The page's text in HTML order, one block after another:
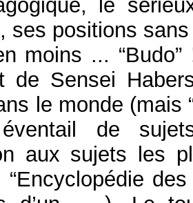
le
ses positions
moins ... “Budo”
de Sensei
le monde (mais
de
aux sujets les
“Encyclopédie